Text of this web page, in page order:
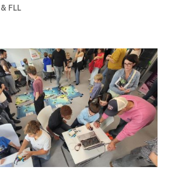
FLL